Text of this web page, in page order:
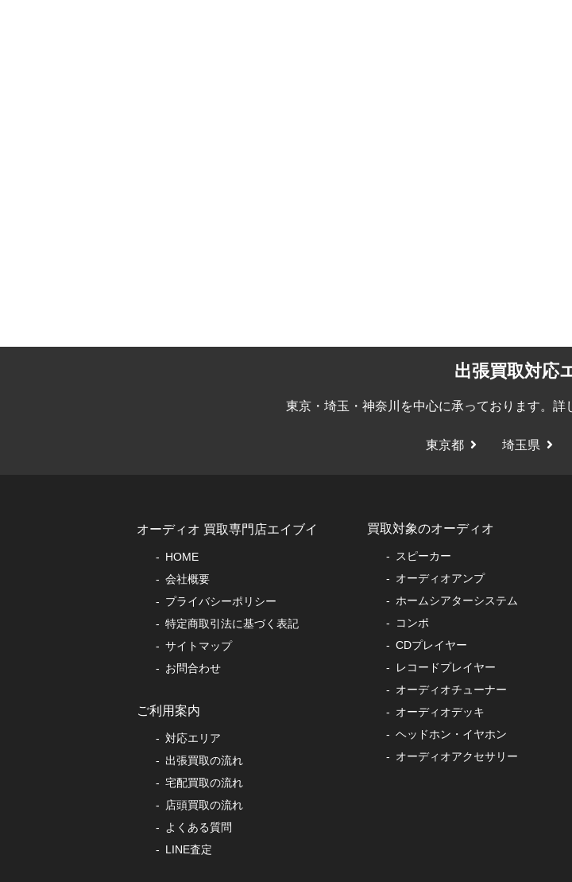
出張買取対応
東京・埼玉・神奈川を中心に承っております。詳
東京都 埼玉県
オーディオ 買取専門店エイブイ
HOME
会社概要
プライバシーポリシー
特定商取引法に基づく表記
サイトマップ
お問合わせ
買取対象のオーディオ
スピーカー
オーディオアンプ
ホームシアターシステム
コンポ
CDプレイヤー
レコードプレイヤー
オーディオチューナー
オーディオデッキ
ヘッドホン・イヤホン
オーディオアクセサリー
ご利用案内
対応エリア
出張買取の流れ
宅配買取の流れ
店頭買取の流れ
よくある質問
LINE査定